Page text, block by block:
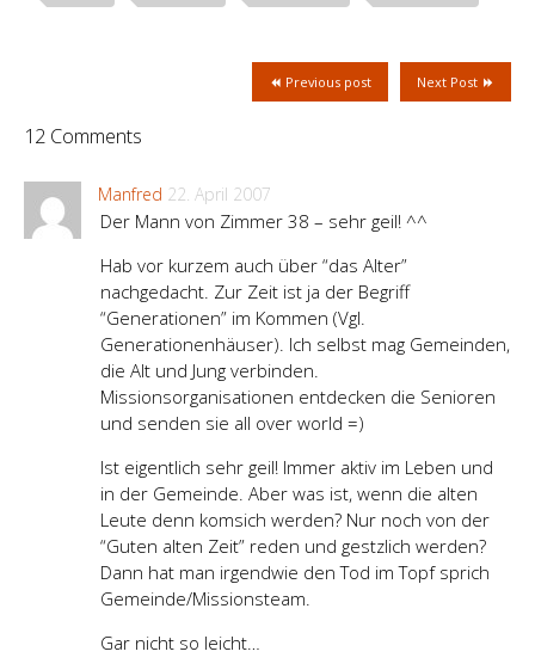
Next Post
Previous post
12 Comments
Manfred 22. April 2007
Der Mann von Zimmer 38 – sehr geil! ^^
Hab vor kurzem auch über “das Alter”
nachgedacht. Zur Zeit ist ja der Begriff
“Generationen” im Kommen (Vgl.
Generationenhäuser). Ich selbst mag Gemeinden,
die Alt und Jung verbinden.
Missionsorganisationen entdecken die Senioren
und senden sie all over world =)
Ist eigentlich sehr geil! Immer aktiv im Leben und
in der Gemeinde. Aber was ist, wenn die alten
Leute denn komsich werden? Nur noch von der
“Guten alten Zeit” reden und gestzlich werden?
Dann hat man irgendwie den Tod im Topf sprich
Gemeinde/Missionsteam.
Gar nicht so leicht…